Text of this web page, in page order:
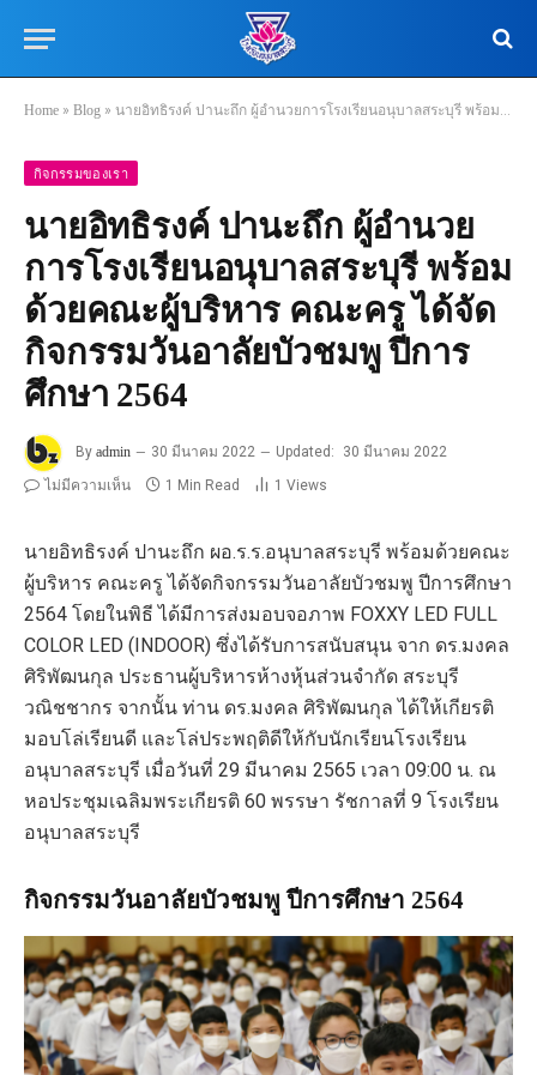
Home » Blog » นายอิทธิรงค์ ปานะถึก ผู้อำนวยการโรงเรียนอนุบาลสระบุรี พร้อมด้วยคณะผู้บริหาร คณะครู ได้จัดกิจกรรมวันอาลัยบัวชมพู ปีการศึกษา 2564
กิจกรรมของเรา
นายอิทธิรงค์ ปานะถึก ผู้อำนวย
การโรงเรียนอนุบาลสระบุรี พร้อม
ด้วยคณะผู้บริหาร คณะครู ได้จัด
กิจกรรมวันอาลัยบัวชมพู ปีการ
ศึกษา 2564
By admin 30 มีนาคม 2022 Updated:
30 มีนาคม 2022
ไม่มีความเห็น
1 Min Read 1 Views
นายอิทธิรงค์ ปานะถึก ผอ.ร.ร.อนุบาลสระบุรี พร้อมด้วยคณะ
ผู้บริหาร คณะครู ได้จัดกิจกรรมวันอาลัยบัวชมพู ปีการศึกษา
2564 โดยในพิธี ได้มีการส่งมอบจอภาพ FOXXY LED FULL
COLOR LED (INDOOR) ซึ่งได้รับการสนับสนุน จาก ดร.มงคล
ศิริพัฒนกุล ประธานผู้บริหารห้างหุ้นส่วนจำกัด สระบุรี
วณิชชากร จากนั้น ท่าน ดร.มงคล ศิริพัฒนกุล ได้ให้เกียรติ
มอบโล่เรียนดี และโล่ประพฤติดีให้กับนักเรียนโรงเรียน
อนุบาลสระบุรี เมื่อวันที่ 29 มีนาคม 2565 เวลา 09:00 น. ณ
หอประชุมเฉลิมพระเกียรติ 60 พรรษา รัชกาลที่ 9 โรงเรียน
อนุบาลสระบุรี
กิจกรรมวันอาลัยบัวชมพู ปีการศึกษา 2564